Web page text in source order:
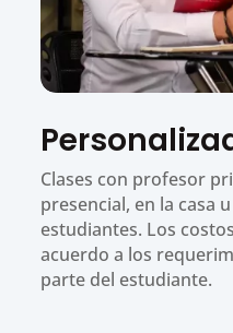
Clases con profesor
presencial, en la casa
estudiantes. Los
acuerdo a los
parte del estudiante.